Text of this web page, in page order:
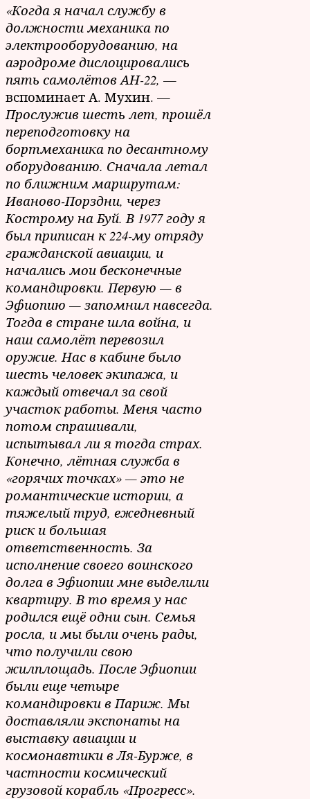
«Когда я начал службу в
должности механика по
электрооборудованию, на
аэродроме дислоцировались
пять самолётов АН-22, —
вспоминает А. Мухин. —
Прослужив шесть лет, прошёл
переподготовку на
бортмеханика по десантному
оборудованию. Сначала летал
по ближним маршрутам:
Иваново-Порздни, через
Кострому на Буй. В 1977 году я
был приписан к 224-му отряду
гражданской авиации, и
начались мои бесконечные
командировки. Первую — в
Эфиопию — запомнил навсегда.
Тогда в стране шла война, и
наш самолёт перевозил
оружие. Нас в кабине было
шесть человек экипажа, и
каждый отвечал за свой
участок работы. Меня часто
потом спрашивали,
испытывал ли я тогда страх.
Конечно, лётная служба в
«горячих точках» — это не
романтические истории, а
тяжелый труд, ежедневный
риск и большая
ответственность. За
исполнение своего воинского
долга в Эфиопии мне выделили
квартиру. В то время у нас
родился ещё одни сын. Семья
росла, и мы были очень рады,
что получили свою
жилплощадь. После Эфиопии
были еще четыре
командировки в Париж. Мы
доставляли экспонаты на
выставку авиации и
космонавтики в Ля-Бурже, в
частности космический
грузовой корабль «Прогресс».